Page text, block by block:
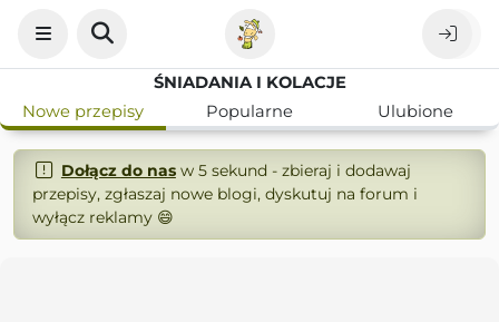
ŚNIADANIA I KOLACJE
Nowe przepisy
Popularne Ulubione
Dołącz do nasw 5 sekund - zbieraj i dodawaj
przepisy, zgłaszaj nowe blogi, dyskutuj na forum i
wyłącz reklamy 😄